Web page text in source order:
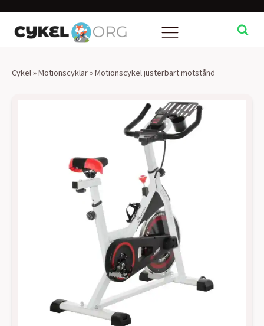
Cykel »Motionscyklar»Motionscykel justerbart motstånd